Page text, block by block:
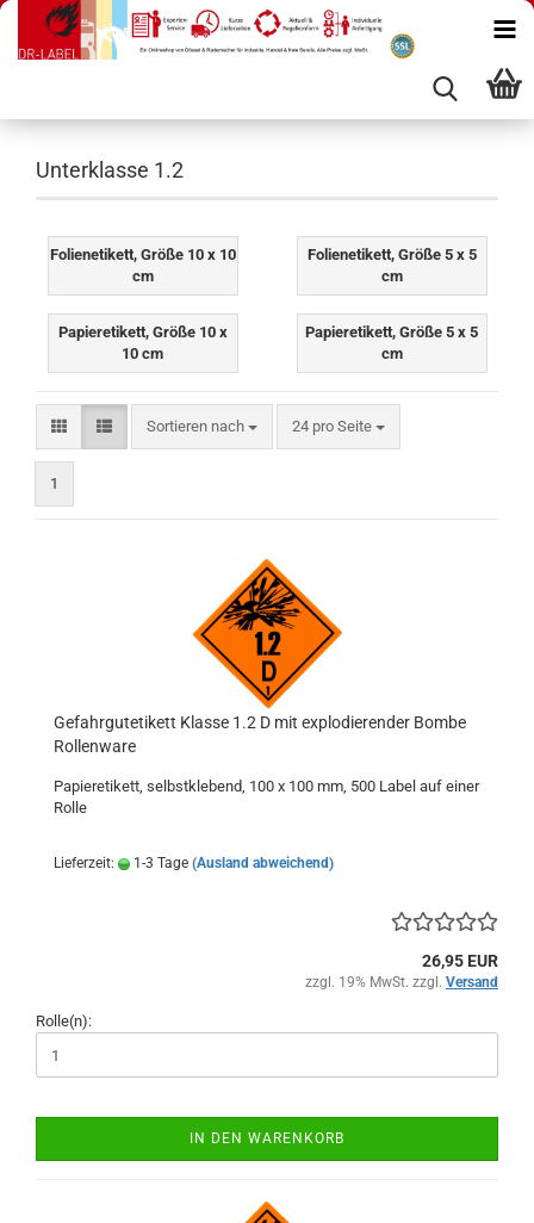
Unterklasse 1.2
Folienetikett, Größe 10 x 10
cm
Folienetikett, Größe 5 x 5
cm
Papieretikett, Größe 10 x
10 cm
Papieretikett, Größe 5 x 5
cm
Sortieren nach
Sortieren nach 24 pro Seite
pro Seite
1
Gefahrgutetikett Klasse 1.2 D mit explodierender Bombe
Rollenware
Papieretikett, selbstklebend, 100 x 100 mm, 500 Label auf einer
Rolle
Lieferzeit: 1-3 Tage (Ausland abweichend)
26,95 EUR
zzgl. 19% MwSt. zzgl. Versand
Rolle(n):
IN DEN WARENKORB